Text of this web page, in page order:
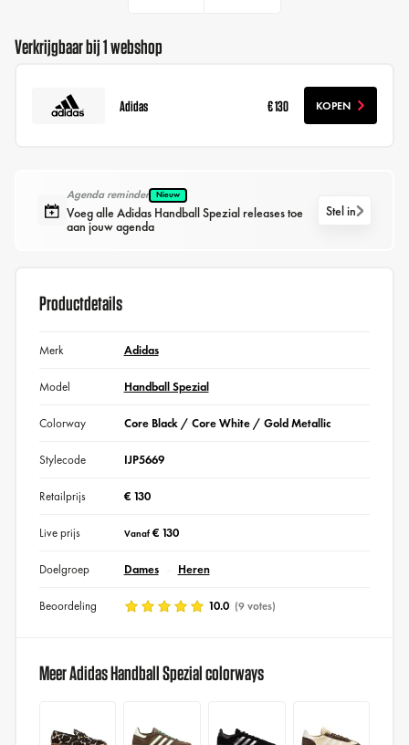
Verkrijgbaar bij 1 webshop
Adidas € 130 KOPEN
Agenda reminder Nieuw
Voeg alle Adidas Handball Spezial releases toe
aan jouw agenda
Stel in
Productdetails
Merk Adidas
Model Handball Spezial
Colorway Core Black / Core White / Gold Metallic
Stylecode IJP5669
Retailprijs € 130
Live prijs Vanaf€ 130
Doelgroep Dames Heren
Beoordeling 10.0 (9 votes)
Meer Adidas Handball Spezial colorways